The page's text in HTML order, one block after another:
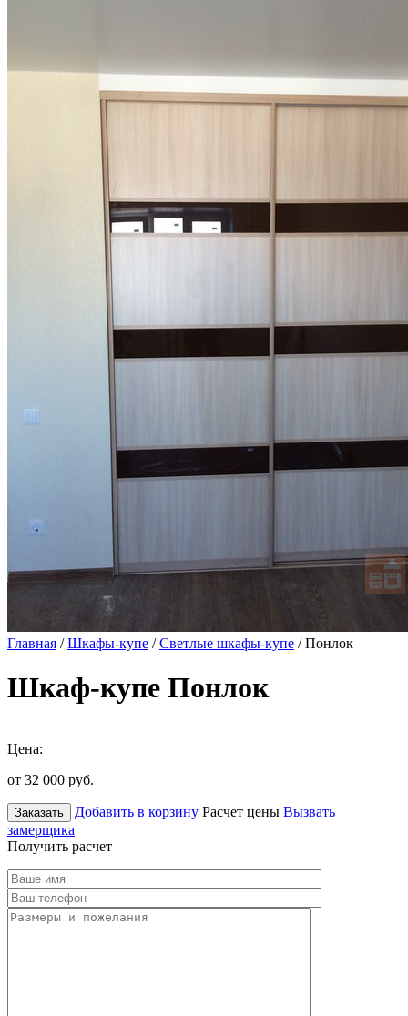
Главная /Шкафы-купе /Светлые шкафы-купе / Понлок
Шкаф-купе Понлок
Цена:
от 32 000 руб.
Заказать Добавить в корзину Расчет цены Вызвать
замерщика
Получить расчет